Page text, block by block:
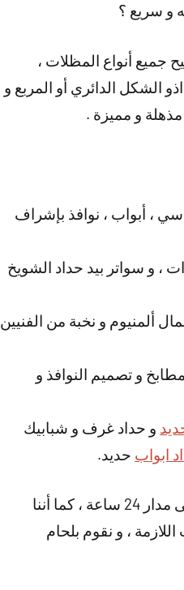
و سريع ؟
جميع أنواع المظلات ،
الشكل الدائري أو المربع و
و مميزة .
، أبواب ، نوافذ بإشراف
، و سواتر بيد حداد الشويخ
ألمنيوم و نخبة من الفنيين
و تصميم النوافذ و
و حداد غرف و شبابيك
ابواب حديد.
و هناك أيضا العديد من الأعمال التي يقوم بها حداد الشويخ الصناعية ، خدماتنا منوفرة على مدار 24 ساعة ، كما أننا
، و نقوم بلحام